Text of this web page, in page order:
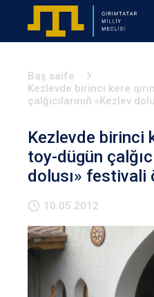
Baş saife
Kezlevde birinci kere
çalğıcılarınıñ «Kezlev
Kezlevde birinci
toy-dügün
dolusı» festivali
10.05.2012